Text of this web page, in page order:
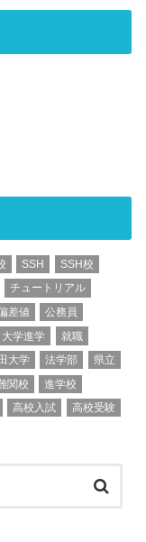
SSH
SSH校
チュートリアル
差値
公務員
大学進学
就職
大学 法学部
県立
関校
進学校
高校入試 高校受験